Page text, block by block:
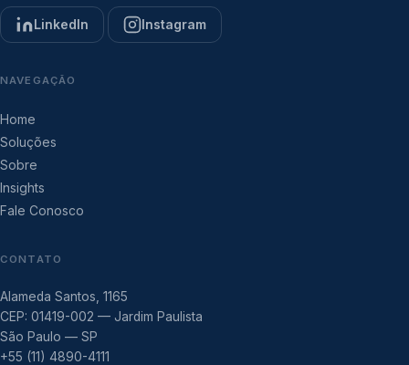
LinkedIn Instagram
NAVEGAÇÃO
Home
Soluções
Sobre
Insights
Fale Conosco
CONTATO
Alameda Santos, 1165
CEP: 01419-002 — Jardim Paulista
São Paulo — SP
+55 (11) 4890-4111